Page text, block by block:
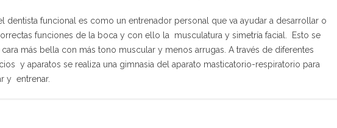
dentista funcional es como un entrenador personal que va ayudar a desarrollar o
funciones de la boca y con ello la musculatura y simetría facial. Esto se
más bella con más tono muscular y menos arrugas. A través de diferentes
y aparatos se realiza una gimnasia del aparato masticatorio-respiratorio para
y entrenar.